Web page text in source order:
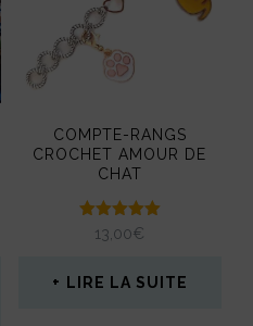
COMPTE-RANGS
CROCHET AMOUR DE
CHAT
Note
5.00
13,00€
LIRE LA SUITE